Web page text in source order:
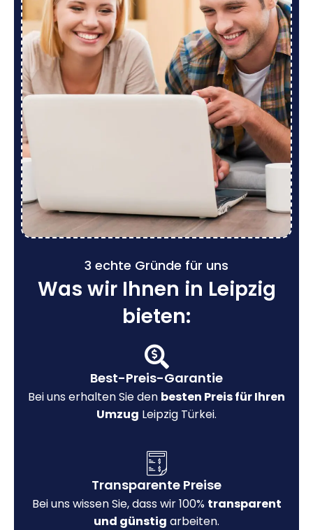
3 echte Gründe für uns
Was wir Ihnen in Leipzig
bieten:
Best-Preis-Garantie
Bei uns erhalten Sie den besten Preis für Ihren
Umzug Leipzig Türkei.
Transparente Preise
Bei uns wissen Sie, dass wir 100% transparent
und günstig arbeiten.